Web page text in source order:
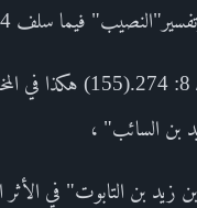
فيما سلف 4:
206 / 6: 288 / 8: 274.(155)
بن السائب" ،
بن التابوت" في الأثر